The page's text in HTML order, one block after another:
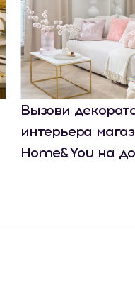
Вызови
интерьера
Home&You на